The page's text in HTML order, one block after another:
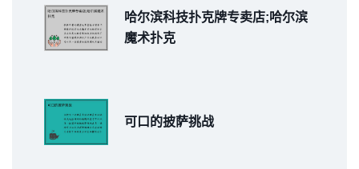
哈尔滨科技扑克牌专卖店;哈尔滨
魔术扑克
可口的披萨挑战